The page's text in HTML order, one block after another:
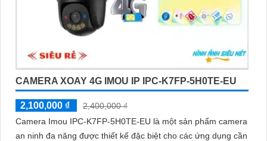
CAMERA XOAY 4G IMOU IP IPC-K7FP-5H0TE-EU
2,100,000 ₫
2,400,000 ₫
Camera Imou IPC-K7FP-5H0TE-EU là một sản phẩm camera
an ninh đa năng được thiết kế đặc biệt cho các ứng dụng cần